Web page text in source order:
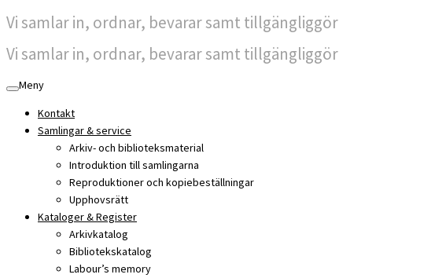
Vi samlar in, ordnar, bevarar samt tillgängliggör
Vi samlar in, ordnar, bevarar samt tillgängliggör
Meny
Kontakt
Samlingar & service
Arkiv- och biblioteksmaterial
Introduktion till samlingarna
Reproduktioner och kopiebeställningar
Upphovsrätt
Kataloger & Register
Arkivkatalog
Bibliotekskatalog
Labour’s memory